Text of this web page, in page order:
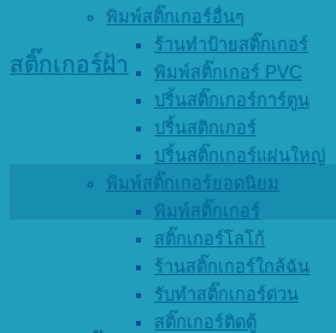
พิมพ์สติ๊กเกอร์อื่นๆ
ร้านทำป้ายสติ๊กเกอร์
พิมพ์สติ๊กเกอร์ PVC
ปริ้นสติ๊กเกอร์การ์ตูน
ปริ้นสติกเกอร์
ปริ้นสติ๊กเกอร์แผ่นใหญ่
พิมพ์สติ๊กเกอร์ยอดนิยม
พิมพ์สติ๊กเกอร์
สติ๊กเกอร์โลโก้
ร้านสติ๊กเกอร์ใกล้ฉัน
รับทำสติ๊กเกอร์ด่วน
สติ๊กเกอร์ติดตู้
สติ๊กเกอร์ฝ้า